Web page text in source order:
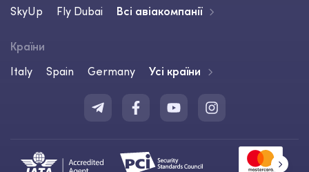
SkyUp
Fly Dubai Всі авіакомпанії
Країни
Italy
Spain Germany Усі країни